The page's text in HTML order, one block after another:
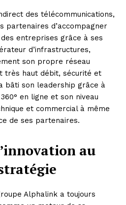
des télécommunications,
partenaires d’accompagner
entreprises grâce à ses
d’infrastructures,
son propre réseau
très haut débit, sécurité et
bâti son leadership grâce à
en ligne et son niveau
et commercial à même
de ses partenaires.
au
Alphalink a toujours